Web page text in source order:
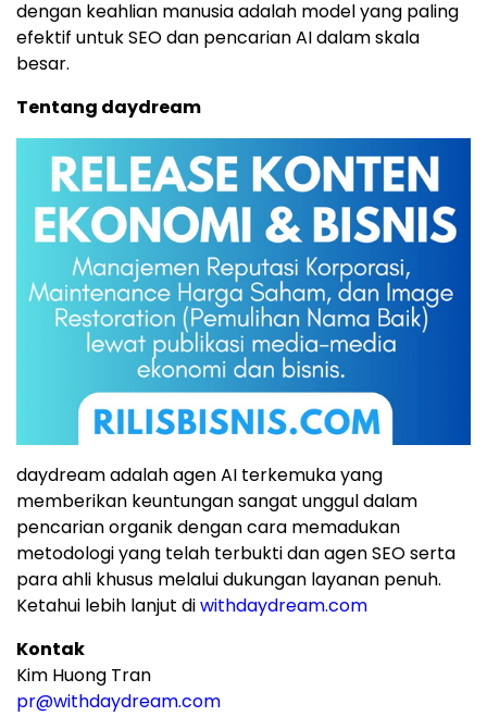
dengan keahlian manusia adalah model yang paling
efektif untuk SEO dan pencarian AI dalam skala
besar.
Tentang daydream
daydream adalah agen AI terkemuka yang
memberikan keuntungan sangat unggul dalam
pencarian organik dengan cara memadukan
metodologi yang telah terbukti dan agen SEO serta
para ahli khusus melalui dukungan layanan penuh.
Ketahui lebih lanjut diwithdaydream.com
Kontak
Kim Huong Tran
pr@withdaydream.com